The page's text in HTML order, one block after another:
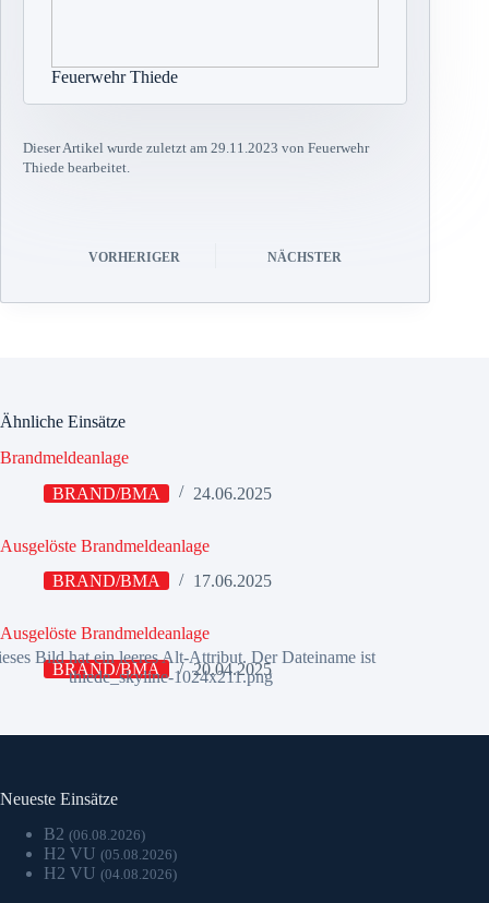
Feuerwehr Thiede
Dieser Artikel wurde zuletzt am 29.11.2023 von Feuerwehr
Thiede bearbeitet.
VORHERIGER NÄCHSTER
Ähnliche Einsätze
Brandmeldeanlage
BRAND/BMA
24.06.2025
Ausgelöste Brandmeldeanlage
BRAND/BMA
17.06.2025
Ausgelöste Brandmeldeanlage
BRAND/BMA
20.04.2025
Neueste Einsätze
B2 (06.08.2026)
H2 VU (05.08.2026)
H2 VU (04.08.2026)